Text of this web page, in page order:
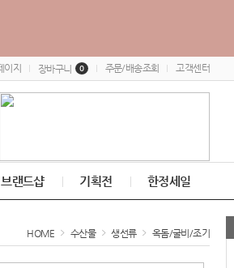
이지 장바구니 0 주문/배송조회 고객센터
브랜드샵 기획전 한정세일
HOME 수산물 생선류 옥돔/굴비/조기